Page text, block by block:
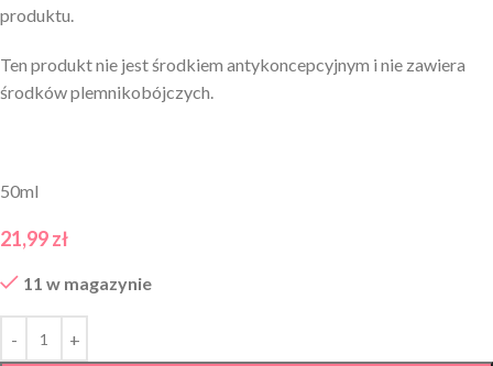
produktu.
Ten produkt nie jest środkiem antykoncepcyjnym i nie zawiera
środków plemnikobójczych.
50ml
21,99zł
11 w magazynie